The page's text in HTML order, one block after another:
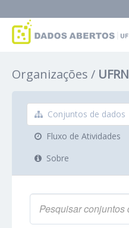
Grupos
Sobre
Organizações UFRN
Conjuntos de dados
Fluxo de Atividades
Sobre